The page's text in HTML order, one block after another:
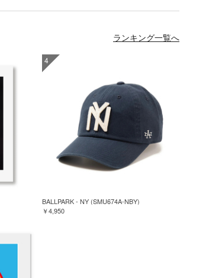
ランキング一覧へ
4
BALLPARK - NY (SMU674A-NBY)
￥4,950